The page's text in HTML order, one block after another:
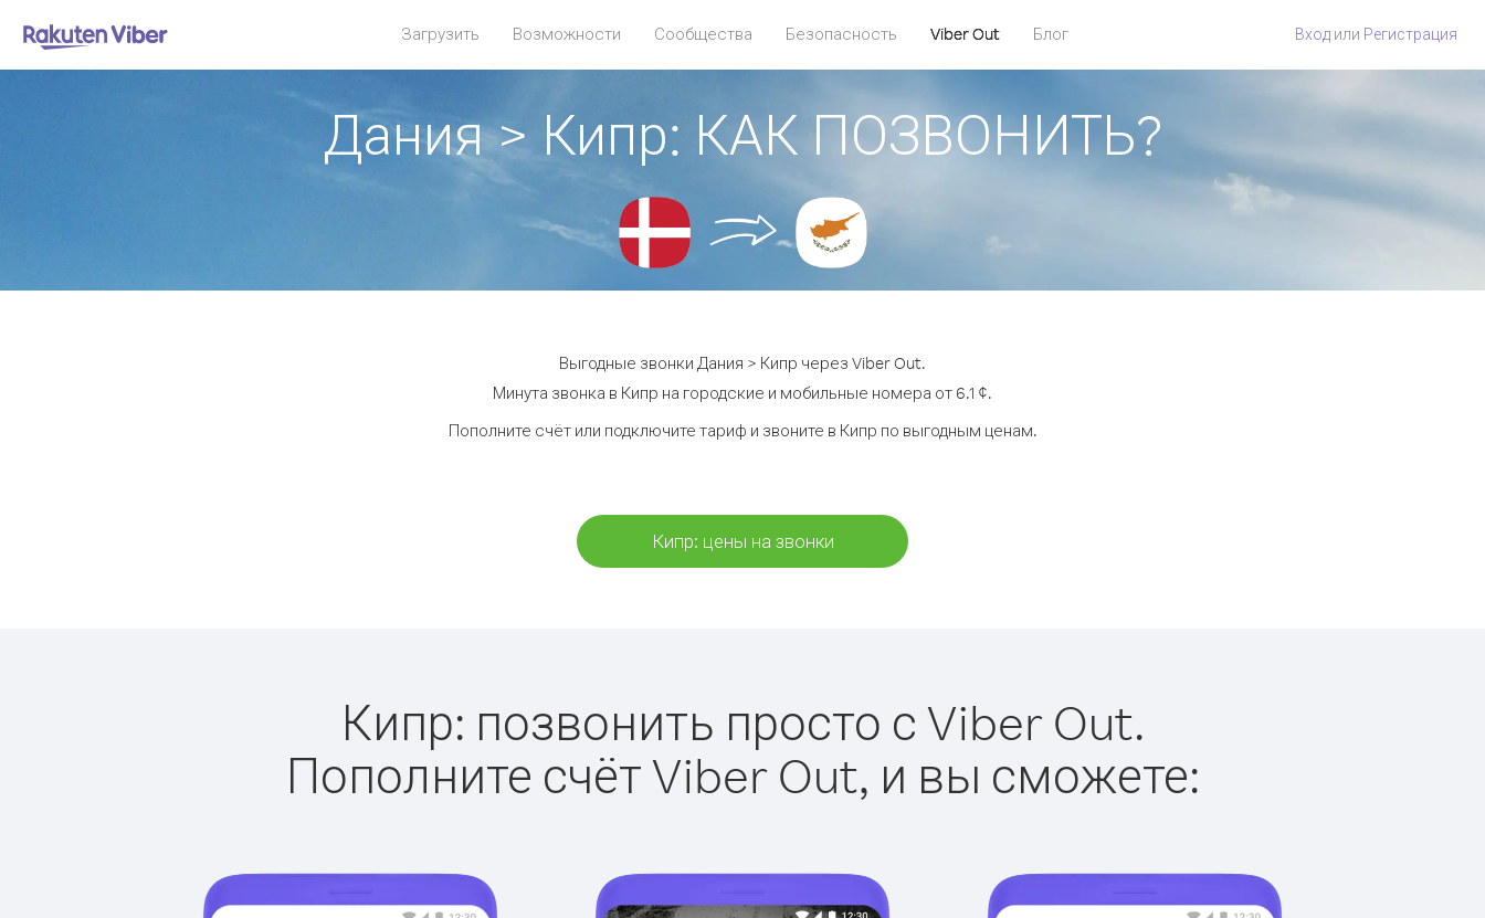
Загрузить Возможности Сообщества Безопасность Viber Out Блог Вход или Регистрация
Дания > Кипр: КАК ПОЗВОНИТЬ?
Выгодные звонки Дания > Кипр через Viber Out.
Минута звонка в Кипр на городские и мобильные номера от 6.1 ¢.
Пополните счёт или подключите тариф и звоните в Кипр по выгодным ценам.
Кипр: цены на звонки
Кипр: позвонить просто с Viber Out.
Пополните счёт Viber Out, и вы сможете: